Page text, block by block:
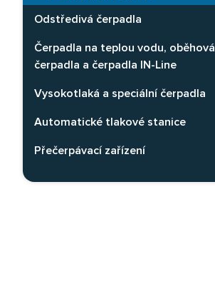
Odstředivá čerpadla
Čerpadla na teplou vodu, oběhová
čerpadla a čerpadla IN-Line
Vysokotlaká a speciální čerpadla
Automatické tlakové stanice
Přečerpávací zařízení